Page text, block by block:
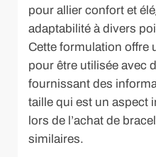
pour allier confort et
adaptabilité à divers
Cette formulation offre
pour être utilisée avec
fournissant des
taille qui est un aspect
lors de l’achat de
similaires.